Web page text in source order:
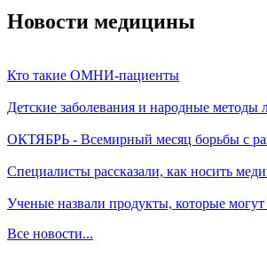
Новости медицины
Кто такие ОМНИ-пациенты
Детские заболевания и народные методы
ОКТЯБРЬ - Всемирный месяц борьбы с
Специалисты рассказали, как носить
Ученые назвали продукты, которые
Все новости...